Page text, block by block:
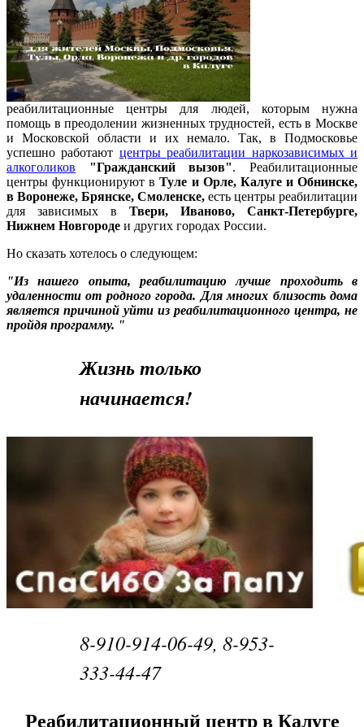
реабилитационные центры для людей, которым нужна
помощь в преодолении жизненных трудностей, есть в Москве
и Московской области и их немало. Так, в Подмосковье
успешно работают центры реабилитации наркозависимых и
алкоголиков "Гражданский вызов". Реабилитационные
центры функционируют вТуле и Орле, Калуге и Обнинске,
в Воронеже, Брянске, Смоленске, есть центры реабилитации
для зависимых в Твери, Иваново, Санкт-Петербурге,
Нижнем Новгороде и других городах России.
Но сказать хотелось о следующем:
"Из нашего опыта, реабилитацию лучше проходить в
удаленности от родного города. Для многих близость дома
является причиной уйти из реабилитационного центра, не
пройдя программу. "
Жизнь только
начинается!
8-910-914-06-49, 8-953-
333-44-47
Реабилитационный центр в Калуге